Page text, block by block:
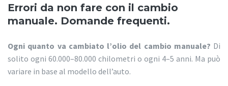
Errori da non fare con il cambio
manuale. Domande frequenti.
Ogni quanto va cambiato l’olio del cambio manuale? Di
solito ogni 60.000–80.000 chilometri o ogni 4–5 anni. Ma può
variare in base al modello dell’auto.